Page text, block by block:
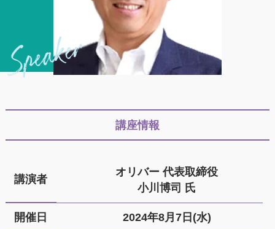
講座情報
講演者
オリバー 代表取締役
小川博司 氏
開催日 2024年8月7日(水)